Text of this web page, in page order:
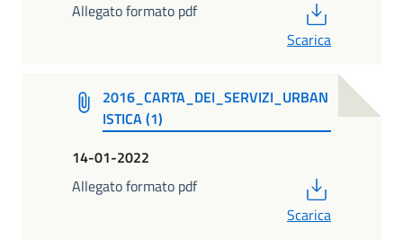
Allegato formato pdf
Scarica
2016_CARTA_DEI_SERVIZI_URBAN
ISTICA (1)
14-01-2022
Allegato formato pdf
Scarica